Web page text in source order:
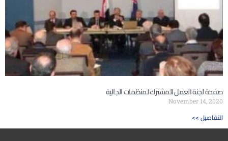
صفحة لجنة العمل المشترك لمنظمات الجالية
November 14, 2020
<< التفاصيل